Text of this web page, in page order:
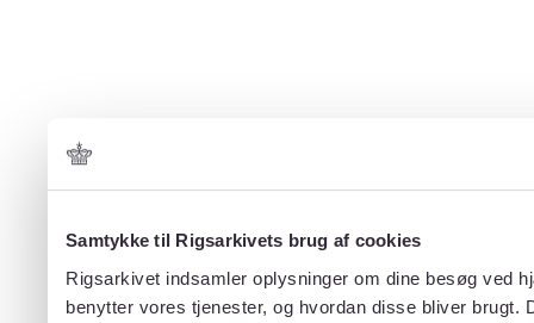
Samtykke til Rigsarkivets brug af cookies
Rigsarkivet indsamler oplysninger om dine besøg ved
benytter vores tjenester, og hvordan disse bliver